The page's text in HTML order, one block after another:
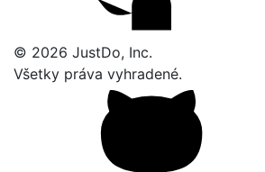
© 2026 JustDo, Inc.
Všetky práva vyhradené.